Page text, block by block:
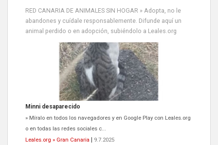
RED CANARIA DE ANIMALES SIN HOGAR » Adopta, no le
abandones y cuídale responsablemente. Difunde aquí un
animal perdido o en adopción, subiéndolo a Leales.org
Minni desaparecido
» Míralo en todos los navegadores y en Google Play con Leales.org
o en todas las redes sociales c...
Leales.org » Gran Canaria
9.7.2025